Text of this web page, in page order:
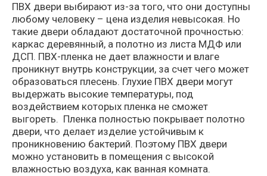
ПВХ двери выбирают из-за того, что они доступны
любому человеку – цена изделия невысокая. Но
такие двери обладают достаточной прочностью:
каркас деревянный, а полотно из листа МДФ или
ДСП. ПВХ-пленка не дает влажности и влаге
проникнут внутрь конструкции, за счет чего может
образоваться плесень. Глухие ПВХ двери могут
выдержать высокие температуры, под
воздействием которых пленка не сможет
выгореть. Пленка полностью покрывает полотно
двери, что делает изделие устойчивым к
проникновению бактерий. Поэтому ПВХ двери
можно установить в помещения с высокой
влажностью воздуха, как ванная комната.